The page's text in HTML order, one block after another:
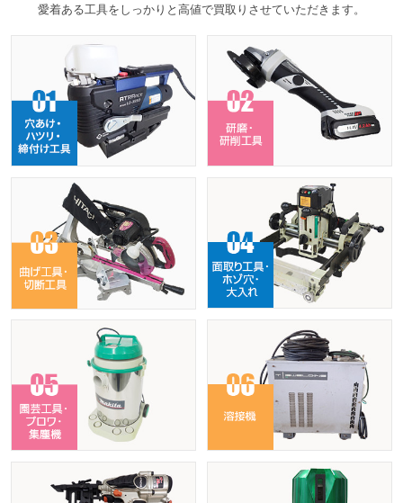
愛着ある工具をしっかりと高値で買取りさせていただきます。